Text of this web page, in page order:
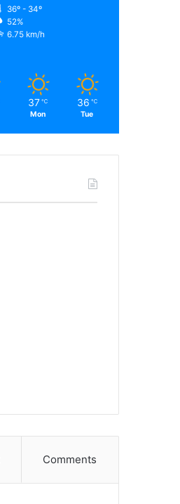
36º - 34º
52%
6.75 km/h
37 ℃
Mon
36 ℃
Tue
Comments